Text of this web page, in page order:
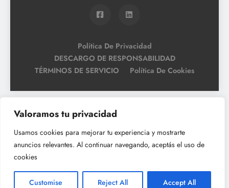
Valoramos tu privacidad
Usamos cookies para mejorar tu experiencia y mostrarte
anuncios relevantes. Al continuar navegando, aceptás el uso de
cookies
Customise Reject All Accept All
Política De Privacidad
DESCARGO DE RESPONSABILIDAD
TÉRMINOS DE SERVICIO
Política De Cookies